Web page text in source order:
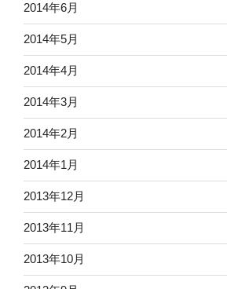
2014年6月
2014年5月
2014年4月
2014年3月
2014年2月
2014年1月
2013年12月
2013年11月
2013年10月